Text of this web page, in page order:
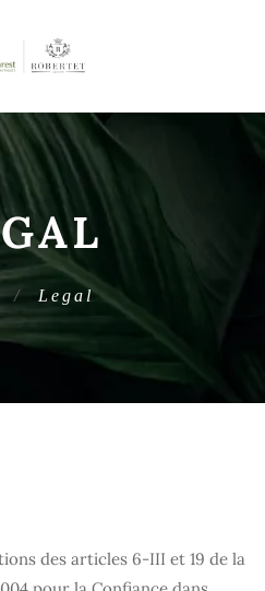
Legal
des articles 6-III et 19 de la